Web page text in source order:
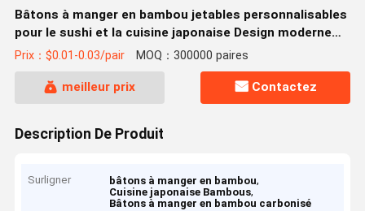
Bâtons à manger en bambou jetables personnalisables
pour le sushi et la cuisine japonaise Design moderne
naturel / carbonisé
Prix：$0.01-0.03/pair MOQ：300000 paires
meilleur prix Contactez
Description De Produit
Surligner bâtons à manger en bambou,
Cuisine japonaise Bambous,
Bâtons à manger en bambou carbonisé